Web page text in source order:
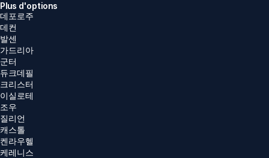
Plus d'options
데포로주
데컨
발센
가드리아
군터
듀크데필
크리스터
이실로테
조우
질리언
캐스톨
켄라우헬
케레니스